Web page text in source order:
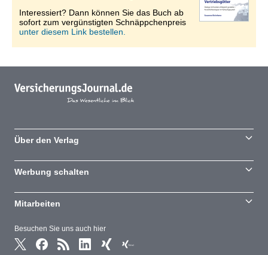
Interessiert? Dann können Sie das Buch ab
sofort zum vergünstigten Schnäppchenpreis
unter diesem Link bestellen.
Besuchen Sie uns auch hier
Über den Verlag
Werbung schalten
Mitarbeiten